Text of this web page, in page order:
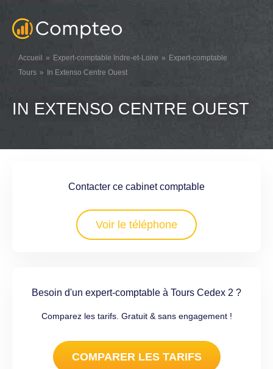
Accueil Expert-comptable Indre-et-Loire
Expert-comptable
Tours
In Extenso Centre Ouest
IN EXTENSO CENTRE OUEST
Contacter ce cabinet comptable
Voir le téléphone
Besoin d'un expert-comptable à Tours Cedex 2 ?
Comparez les tarifs. Gratuit & sans engagement !
COMPARER LES TARIFS